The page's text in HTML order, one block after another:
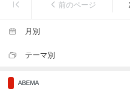
前のページ
月別
テーマ別
ABEMA